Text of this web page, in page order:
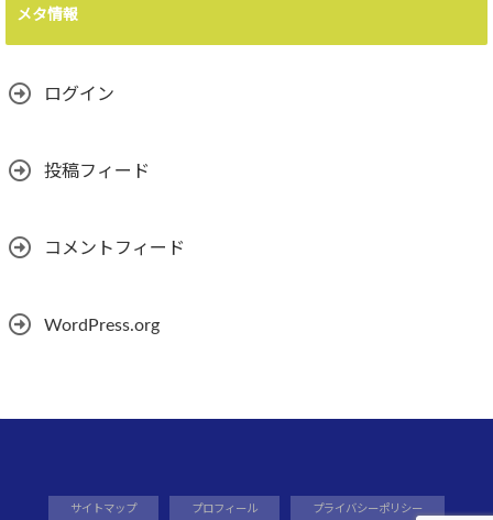
メタ情報
ログイン
投稿フィード
コメントフィード
WordPress.org
サイトマップ プロフィール プライバシーポリシー